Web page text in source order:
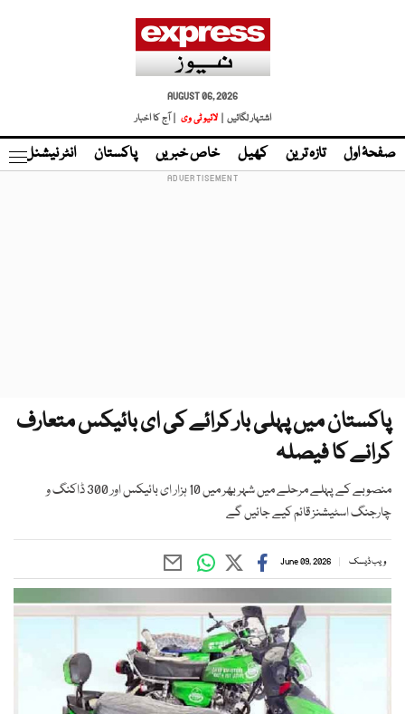
AUGUST 06, 2026
اشتہار لگائیں |
لائیو ٹی وی | آج کا اخبار
صفحۂ اول تازہ ترین کھیل خاص خبریں پاکستان انٹر نیشنل
پاکستان میں پہلی بار کرائے کی ای بائیکس متعارف
کرانے کا فیصلہ
منصوبے کے پہلے مرحلے میں شہر بھر میں 10 ہزار ای بائیکس اور 300 ڈاکنگ و
چارجنگ اسٹیشنز قائم کیے جائیں گے
ویب ڈیسک June 09, 2026